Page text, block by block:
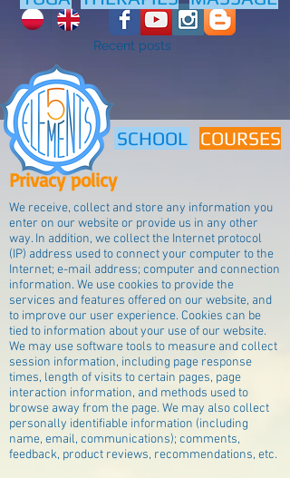
Recent posts
SCHOOL COURSES
Privacy policy
We receive, collect and store any information you
enter on our website or provide us in any other
way. In addition, we collect the Internet protocol
(IP) address used to connect your computer to the
Internet; e-mail address; computer and connection
information. We use cookies to provide the
services and features offered on our website, and
to improve our user experience. Cookies can be
tied to information about your use of our website.
We may use software tools to measure and collect
session information, including page response
times, length of visits to certain pages, page
interaction information, and methods used to
browse away from the page. We may also collect
personally identifiable information (including
name, email, communications); comments,
feedback, product reviews, recommendations, etc.